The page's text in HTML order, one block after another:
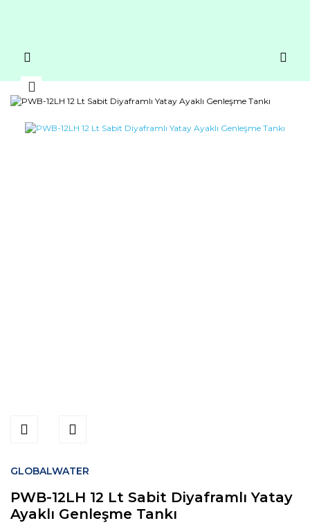
GLOBALWATER
PWB-12LH 12 Lt Sabit Diyaframlı Yatay
Ayaklı Genleşme Tankı